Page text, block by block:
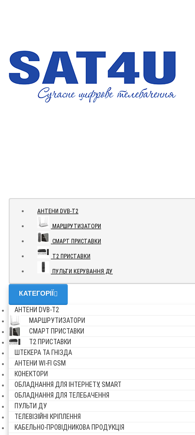
АНТЕНИ DVB-Т2
МАРШРУТИЗАТОРИ
СМАРТ ПРИСТАВКИ
Т2 ПРИСТАВКИ
ПУЛЬТИ КЕРУВАННЯ ДУ
КАТЕГОРІЇ
АНТЕНИ DVB-Т2
МАРШРУТИЗАТОРИ
СМАРТ ПРИСТАВКИ
Т2 ПРИСТАВКИ
ШТЕКЕРА ТА ГНІЗДА
АНТЕНИ WI-FI GSM
КОНЕКТОРИ
ОБЛАДНАННЯ ДЛЯ ІНТЕРНЕТУ, SMART
ОБЛАДНАННЯ ДЛЯ ТЕЛЕБАЧЕННЯ
ПУЛЬТИ ДУ
ТЕЛЕВІЗІЙНІ КРІПЛЕННЯ
КАБЕЛЬНО-ПРОВІДНИКОВА ПРОДУКЦІЯ